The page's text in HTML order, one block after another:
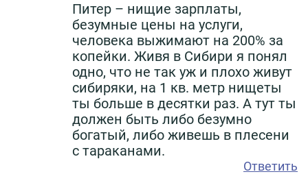
Питер – нищие зарплаты,
безумные цены на услуги,
человека выжимают на 200% за
копейки. Живя в Сибири я понял
одно, что не так уж и плохо живут
сибиряки, на 1 кв. метр нищеты
ты больше в десятки раз. А тут ты
должен быть либо безумно
богатый, либо живешь в плесени
с тараканами.
Ответить